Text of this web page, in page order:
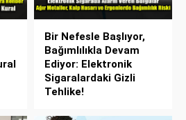
Bir Nefesle Başlıyor,
Bağımlılıkla Devam
Ediyor: Elektronik
Sigaralardaki Gizli
Tehlike!